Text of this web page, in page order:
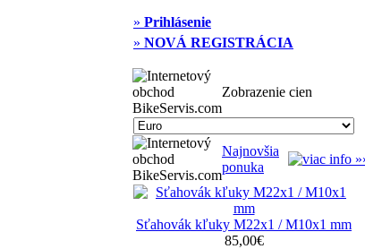
» Prihlásenie
» NOVÁ REGISTRÁCIA
Zobrazenie cien
Najnovšia
ponuka
Sťahovák kľuky M22x1 / M10x1 mm
85,00€